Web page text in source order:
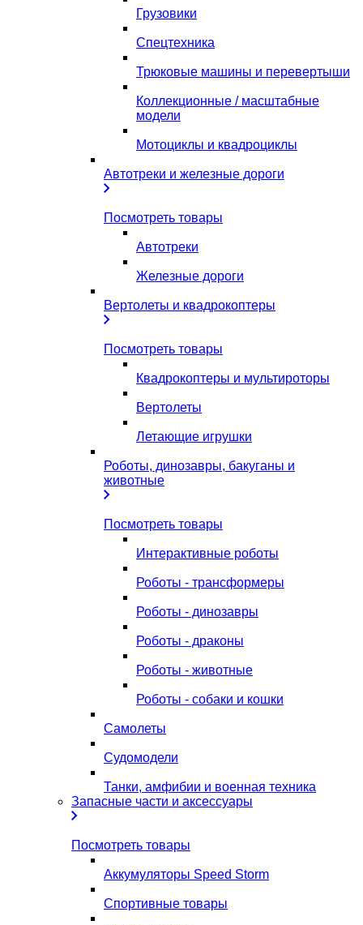
Грузовики
Спецтехника
Трюковые машины и перевертыши
Коллекционные / масштабные
модели
Мотоциклы и квадроциклы
Автотреки и железные дороги
Посмотреть товары
Автотреки
Железные дороги
Вертолеты и квадрокоптеры
Посмотреть товары
Квадрокоптеры и мультироторы
Вертолеты
Летающие игрушки
Роботы, динозавры, бакуганы и
животные
Посмотреть товары
Интерактивные роботы
Роботы - трансформеры
Роботы - динозавры
Роботы - драконы
Роботы - животные
Роботы - собаки и кошки
Самолеты
Судомодели
Танки, амфибии и военная техника
Запасные части и аксессуары
Посмотреть товары
Аккумуляторы Speed Storm
Спортивные товары